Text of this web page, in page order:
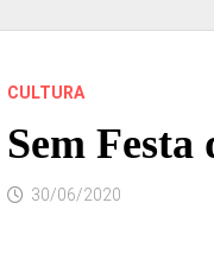
CULTURA
Sem
30/06/2020